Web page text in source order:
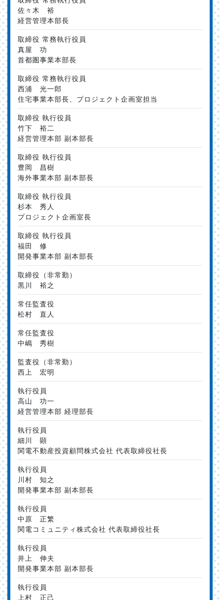
佐々木 裕
経営管理本部長
取締役 常務執行役員
真屋 功
首都圏事業本部長
取締役 常務執行役員
西浦 光一郎
住宅事業本部長、プロジェクト企画室担当
取締役 執行役員
竹下 裕二
経営管理本部 副本部長
取締役 執行役員
豊岡 昌樹
海外事業本部 副本部長
取締役 執行役員
杉本 秀人
プロジェクト企画室長
取締役 執行役員
福田 修
開発事業本部 副本部長
取締役（非常勤）
黒川 裕之
常任監査役
松村 直人
常任監査役
中嶋 秀樹
監査役（非常勤）
西上 宏明
執行役員
高山 功一
経営管理本部 経理部長
執行役員
細川 顕
関電不動産投資顧問株式会社 代表取締役社長
執行役員
川村 知之
開発事業本部 副本部長
執行役員
中原 正繁
関電コミュニティ株式会社 代表取締役社長
執行役員
井上 伸夫
開発事業本部 副本部長
執行役員
上村 正己